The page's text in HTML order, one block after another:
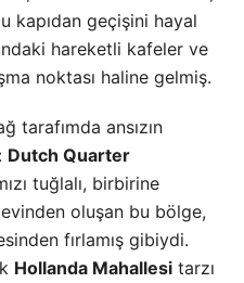
kapıdan geçişini hayal
hareketli kafeler ve
noktası haline gelmiş.
tarafımda ansızın
Dutch Quarter
tuğlalı, birbirine
evinden oluşan bu bölge,
fırlamış gibiydi.
Hollanda Mahallesi tarzı